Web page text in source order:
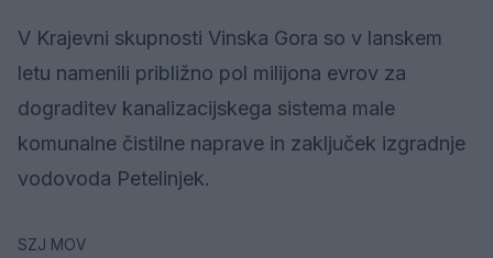
V Krajevni skupnosti Vinska Gora so v lanskem
letu namenili približno pol milijona evrov za
dograditev kanalizacijskega sistema male
komunalne čistilne naprave in zaključek izgradnje
vodovoda Petelinjek.
SZJ MOV